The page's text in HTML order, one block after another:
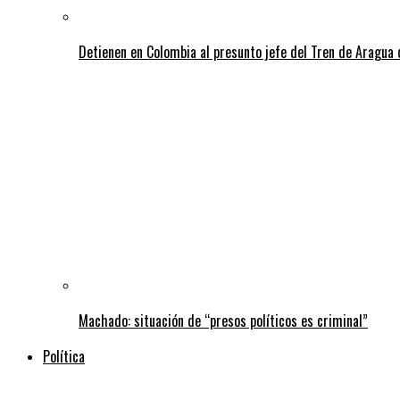
Detienen en Colombia al presunto jefe del Tren de Aragua
Machado: situación de “presos políticos es criminal”
Política